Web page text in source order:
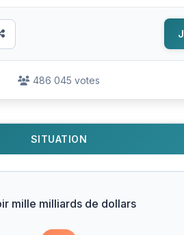
486 045 votes
SITUATION
mille milliards de dollars